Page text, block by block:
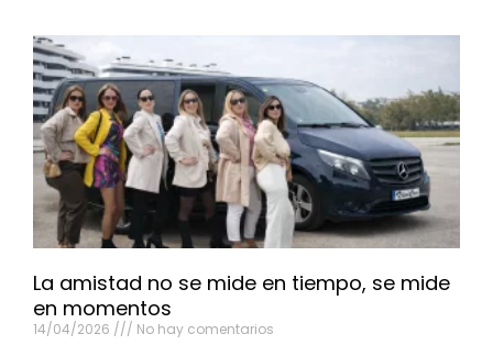
La amistad no se mide en tiempo, se mide
en momentos
14/04/2026 No hay comentarios